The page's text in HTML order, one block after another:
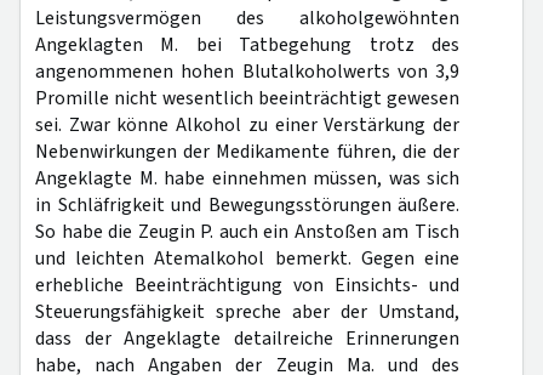
Leistungsvermögen des alkoholgewöhnten
Angeklagten M. bei Tatbegehung trotz des
angenommenen hohen Blutalkoholwerts von 3,9
Promille nicht wesentlich beeinträchtigt gewesen
sei. Zwar könne Alkohol zu einer Verstärkung der
Nebenwirkungen der Medikamente führen, die der
Angeklagte M. habe einnehmen müssen, was sich
in Schläfrigkeit und Bewegungsstörungen äußere.
So habe die Zeugin P. auch ein Anstoßen am Tisch
und leichten Atemalkohol bemerkt. Gegen eine
erhebliche Beeinträchtigung von Einsichts- und
Steuerungsfähigkeit spreche aber der Umstand,
dass der Angeklagte detailreiche Erinnerungen
habe, nach Angaben der Zeugin Ma. und des